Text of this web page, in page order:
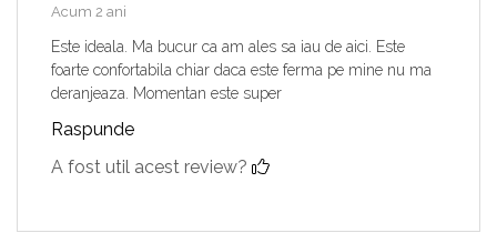
Acum 2 ani
Este ideala. Ma bucur ca am ales sa iau de aici. Este
foarte confortabila chiar daca este ferma pe mine nu ma
deranjeaza. Momentan este super
Raspunde
A fost util acest review?